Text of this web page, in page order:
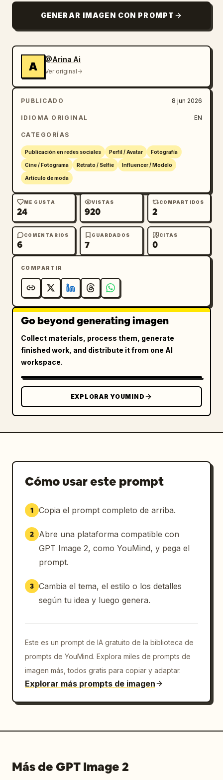
resolución, belleza natural refinada y un
fondo suavemente desenfocado. Mantén la
encuadre de medio cuerpo, sin texto, sin
marcas de agua y sin personas adicionales.
GENERAR IMAGEN CON PROMPT
A
@Arina Ai
Ver original
PUBLICADO 8 jun 2026
IDIOMA ORIGINAL EN
CATEGORÍAS
Publicación en redes sociales Perfil / Avatar Fotografía
Cine / Fotograma Retrato / Selfie Influencer / Modelo
Artículo de moda
ME GUSTA
24
VISTAS
920
COMPARTIDOS
2
COMENTARIOS
6
GUARDADOS
7
CITAS
0
COMPARTIR
Go beyond generating imagen
Collect materials, process them, generate
finished work, and distribute it from one AI
workspace.
EXPLORAR YOUMIND
Cómo usar este prompt
1 Copia el prompt completo de arriba.
2
Abre una plataforma compatible con
GPT Image 2, como YouMind, y pega el
prompt.
3 Cambia el tema, el estilo o los detalles
según tu idea y luego genera.
Este es un prompt de IA gratuito de la biblioteca de
prompts de YouMind. Explora miles de prompts de
imagen más, todos gratis para copiar y adaptar.
Explorar más prompts de imagen
Más de GPT Image 2